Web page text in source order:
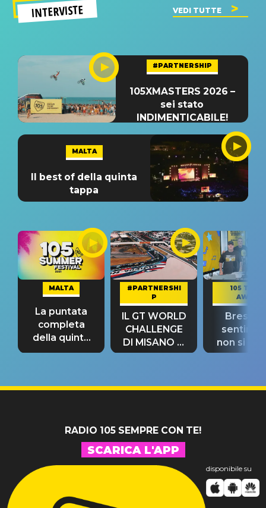
INTERVISTE VEDI TUTTE
#PARTNERSHIP
105XMASTERS 2026 –
sei stato
INDIMENTICABILE!
MALTA
Il best of della quinta
tappa
MALTA
La puntata
completa
della quinta
tappa
#PARTNERSHI
P
IL GT WORLD
CHALLENGE
DI MISANO si
riconferma
105 TAKE
AWAY
Bresh:
non si
fino alla
RADIO 105 SEMPRE CON TE!
SCARICA L'APP
disponibile su